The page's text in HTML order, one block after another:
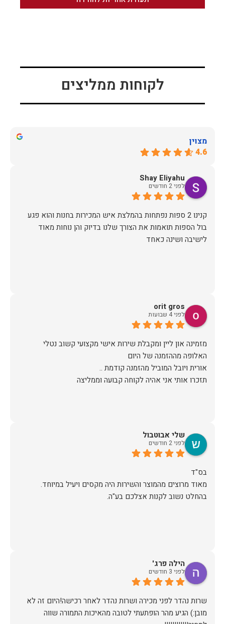
לקוחות ממליצים
מצוין
4.6
Shay Eliyahu
לפני 2 חודשים
קנינו 2 ספות נפתחות בהמלצת איש המכירות בחנות והוא פגע
בול הספות תואמות את הצורך שלנו בדיוק והן נוחות מאוד
לישיבה ושינה כאחד
orit gros
לפני 4 שבועות
מזמינה און ליין ומקבלת שירות אישי מקצועי קשוב נטלי
תזכרו אותי אני אהיה לקוחה קבועה וממליצה
שלי אבוטבול
לפני 2 חודשים
מאוד מרוצים מהמוצר והשירות היה מקסים ויעיל במיוחד.
בהחלט נשוב לקנות אצלכם בע"ה.
הילה פרג'
לפני 3 חודשים
שרות נהדר לפני מכירה ושרות נהדר לאחר רכישה!היום זה לא
מובן:) הגיע מהר הופתעתי לטובה מהאיכות התמורה שווה